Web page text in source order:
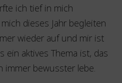
ich tief in mich
dieses Jahr begleiten
wieder auf und mir ist
ein aktives Thema ist, das
immer bewusster lebe.